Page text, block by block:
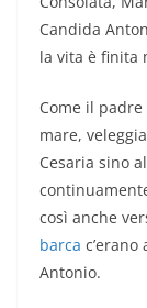
Candida
la vita è finita
Come il
mare,
Cesaria sino
così anche
barca
Antonio.